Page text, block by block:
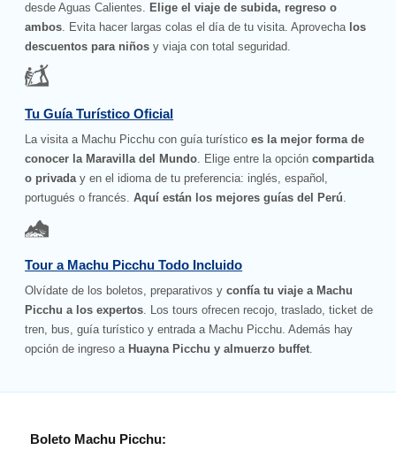
desde Aguas Calientes. Elige el viaje de subida, regreso o
ambos. Evita hacer largas colas el día de tu visita. Aprovecha los
descuentos para niños y viaja con total seguridad.
Tu Guía Turístico Oficial
La visita a Machu Picchu con guía turístico es la mejor forma de
conocer la Maravilla del Mundo . Elige entre la opcióncompartida
o privada y en el idioma de tu preferencia: inglés, español,
portugués o francés.Aquí están los mejores guías del Perú
Tour a Machu Picchu Todo Incluido
Olvídate de los boletos, preparativos yconfía tu viaje a Machu
Picchu a los expertos . Los tours ofrecen recojo, traslado, ticket de
tren, bus, guía turístico y entrada a Machu Picchu. Además hay
opción de ingreso a Huayna Picchu y almuerzo buffet
Boleto Machu Picchu: